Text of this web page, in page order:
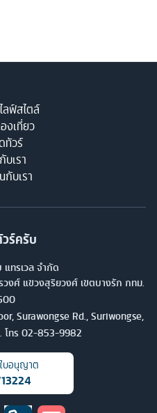
ลฟ์สไตล์
งเที่ยว
ทัวร์
บเรา
กับเรา
ร์ครับ
ทรเวล จำกัด
งศ์ แขวงสุริยวงศ์ เขตบางรัก กทม.
Surawongse Rd., Suriwongse,
ทร 02-853-9982
บอนุญาต